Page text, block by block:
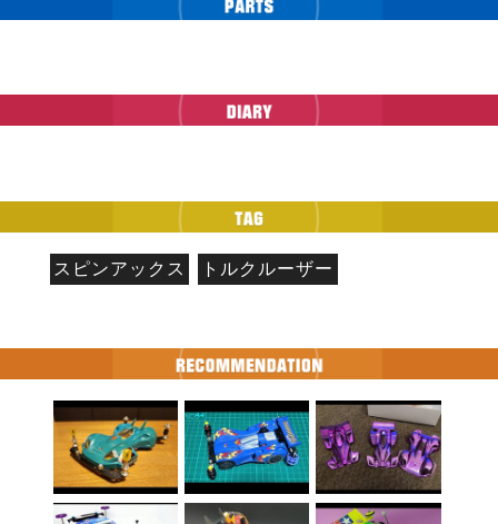
スピンアックス トルクルーザー